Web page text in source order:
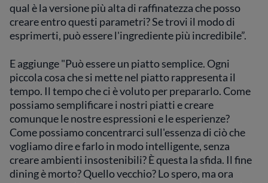
qual è la versione più alta di raffinatezza che posso
creare entro questi parametri? Se trovi il modo di
esprimerti, può essere l'ingrediente più incredibile”.
E aggiunge "Può essere un piatto semplice. Ogni
piccola cosa che si mette nel piatto rappresenta il
tempo. Il tempo che ci è voluto per prepararlo. Come
possiamo semplificare i nostri piatti e creare
comunque le nostre espressioni e le esperienze?
Come possiamo concentrarci sull'essenza di ciò che
vogliamo dire e farlo in modo intelligente, senza
creare ambienti insostenibili? È questa la sfida. Il fine
dining è morto? Quello vecchio? Lo spero, ma ora